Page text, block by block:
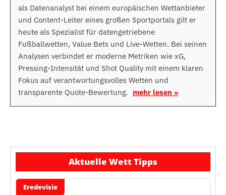
als Datenanalyst bei einem europäischen Wettanbieter
und Content-Leiter eines großen Sportportals gilt er
heute als Spezialist für datengetriebene
Fußballwetten, Value Bets und Live-Wetten. Bei seinen
Analysen verbindet er moderne Metriken wie xG,
Pressing-Intensität und Shot Quality mit einem klaren
Fokus auf verantwortungsvolles Wetten und
transparente Quote-Bewertung. mehr lesen »
Aktuelle Wett Tipps
Eredevisie